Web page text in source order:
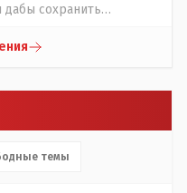
дабы сохранить
не корректность
В том же тоне
расставил. А вот факт
другое
темы